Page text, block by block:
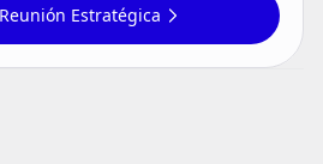
Estratégica